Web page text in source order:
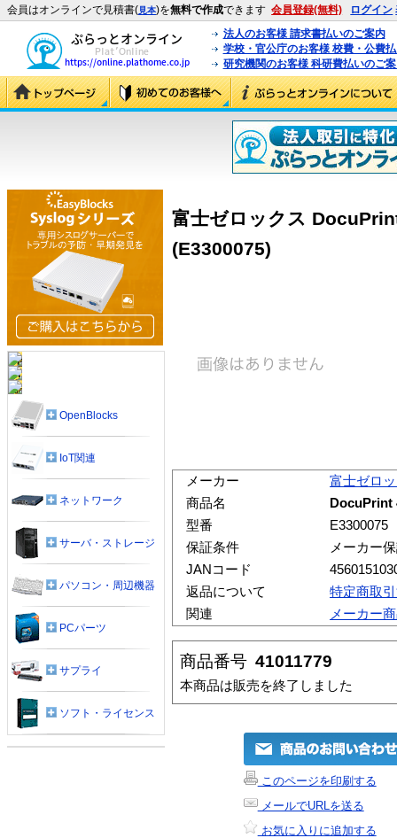
会員はオンラインで見積書(見本)を無料で作成できます 会員登録(無料) ログイン
法人のお客様 請求書払いのご案内
学校・官公庁のお客様 校費・公費
研究機関のお客様 科研費払いのご
富士ゼロックス
(E3300075)
メーカー
富士ゼロ
商品名
DocuPrint
型番
E3300075
保証条件
メーカー
JANコード
返品について
特定商取
関連
メーカー
商品番号 41011779
本商品は販売を終了しました
このページを印刷する
メールでURLを送る
お気に入りに追加する
OpenBlocks
IoT関連
ネットワーク
サーバ・ストレージ
パソコン・周辺機器
PCパーツ
サプライ
ソフト・ライセンス